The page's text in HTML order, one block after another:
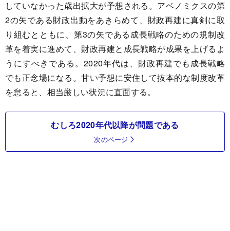
していなかった歳出拡大が予想される。アベノミクスの第
2の矢である財政出動をあきらめて、財政再建に真剣に取
り組むとともに、第3の矢である成長戦略のための規制改
革を着実に進めて、財政再建と成長戦略が成果を上げるよ
うにすべきである。2020年代は、財政再建でも成長戦略
でも正念場になる。甘い予想に安住して抜本的な制度改革
を怠ると、相当厳しい状況に直面する。
むしろ2020年代以降が問題である
次のページ